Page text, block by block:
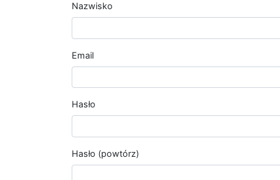
Nazwisko
Email
Hasło
Hasło (powtórz)